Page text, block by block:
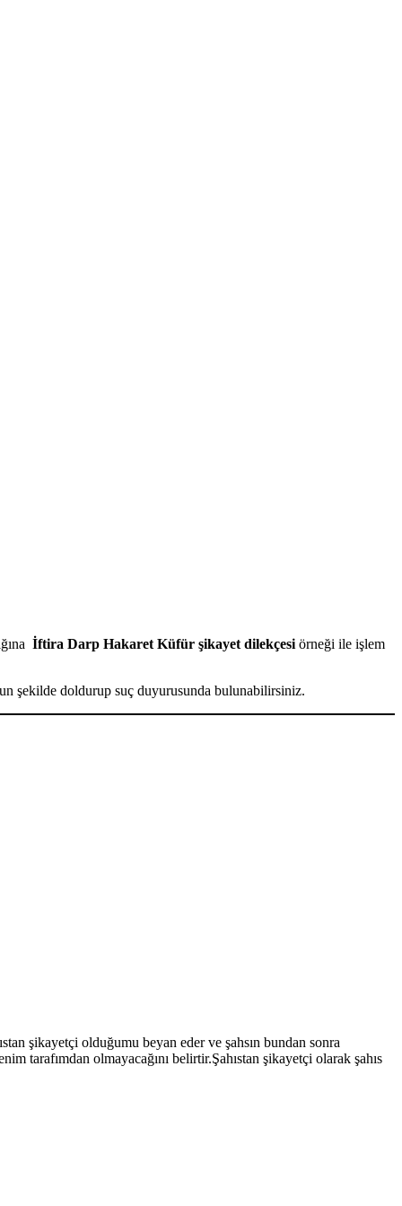
İftira Darp Hakaret Küfür şikayet dilekçesiörneği ile işlem
şekilde doldurup suç duyurusunda bulunabilirsiniz.
şikayetçi olduğumu beyan eder ve şahsın bundan sonra
tarafımdan olmayacağını belirtir.Şahıstan şikayetçi olarak şahıs